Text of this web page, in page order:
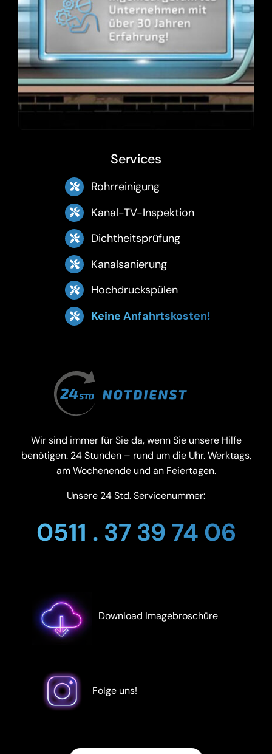
Services
Rohrreinigung
Kanal-TV-Inspektion
Dichtheitsprüfung
Kanalsanierung
Hochdruckspülen
Keine Anfahrtskosten!
Wir sind immer für Sie da, wenn Sie unsere Hilfe
benötigen. 24 Stunden – rund um die Uhr. Werktags,
am Wochenende und an Feiertagen.
Unsere 24 Std. Servicenummer:
0511 . 37 39 74 06
Download Imagebroschüre
Folge uns!